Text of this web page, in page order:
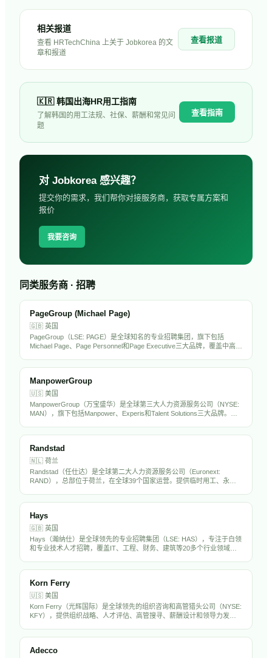
相关报道
查看 HRTechChina 上关于 Jobkorea 的文
章和报道
查看报道
🇰🇷 韩国出海HR用工指南
了解韩国 的用工法规、社保、薪酬和常见问
题
查看指南
对 Jobkorea感兴趣？
提交你的需求，我们帮你对接服务商，获取专属方案和
报价
我要咨询
同类服务商 · 招聘
PageGroup (Michael Page)
🇬🇧 英国
PageGroup（LSE: PAGE）是全球知名的专业招聘集团，旗下包括
Michael Page、Page Personnel和Page Executive三大品牌，覆盖中高端
ManpowerGroup
🇺🇸 美国
ManpowerGroup（万宝盛华）是全球第三大人力资源服务公司（NYSE:
MAN），旗下包括Manpower、Experis和Talent Solutions三大品牌。在
Randstad
🇳🇱 荷兰
Randstad（任仕达）是全球第二大人力资源服务公司（Euronext:
RAND），总部位于荷兰，在全球39个国家运营。提供临时用工、永久
Hays
🇬🇧 英国
Hays（瀚纳仕）是全球领先的专业招聘集团（LSE: HAS），专注于白领
和专业技术人才招聘，覆盖IT、工程、财务、建筑等20多个行业领域。
Korn Ferry
🇺🇸 美国
Korn Ferry（光辉国际）是全球领先的组织咨询和高管猎头公司（NYSE:
KFY），提供组织战略、人才评估、高管搜寻、薪酬设计和领导力发展
Adecco